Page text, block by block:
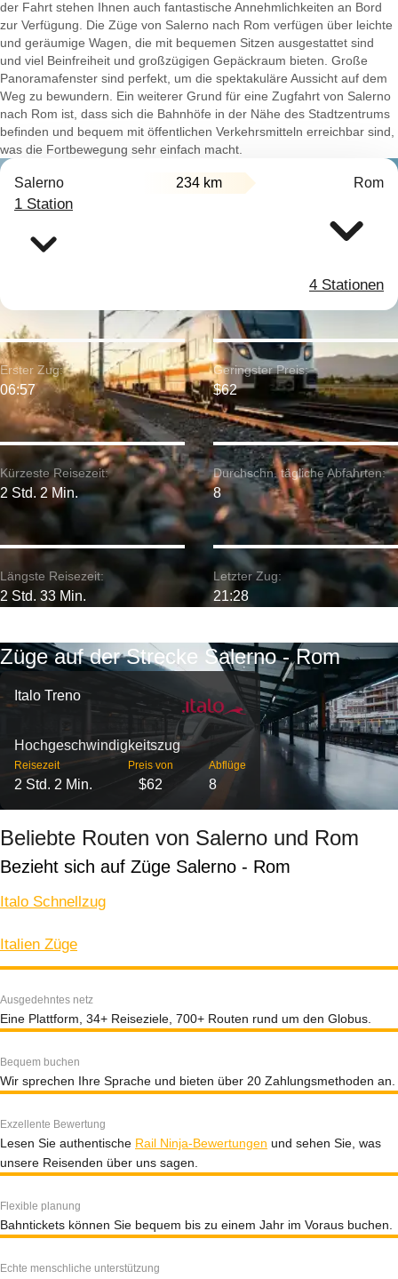
der Fahrt stehen Ihnen auch fantastische Annehmlichkeiten an Bord
zur Verfügung. Die Züge von Salerno nach Rom verfügen über leichte
und geräumige Wagen, die mit bequemen Sitzen ausgestattet sind
und viel Beinfreiheit und großzügigen Gepäckraum bieten. Große
Panoramafenster sind perfekt, um die spektakuläre Aussicht auf dem
Weg zu bewundern. Ein weiterer Grund für eine Zugfahrt von Salerno
nach Rom ist, dass sich die Bahnhöfe in der Nähe des Stadtzentrums
befinden und bequem mit öffentlichen Verkehrsmitteln erreichbar sind,
was die Fortbewegung sehr einfach macht.
Salerno 234 km Rom
1 Station
4 Stationen
Kürzeste Reisezeit:
2 Std. 2 Min.
Erster Zug:
06:57
Längste Reisezeit:
2 Std. 33 Min.
Geringster Preis:
$62
Durchschn. tägliche Abfahrten:
8
Letzter Zug:
21:28
Züge auf der Strecke Salerno - Rom
Italo Treno
Hochgeschwindigkeitszug
Reisezeit
2 Std. 2 Min.
Preis von
$62
Abflüge
8
Beliebte Routen von Salerno und Rom
Bezieht sich auf Züge Salerno - Rom
Italo Schnellzug
Italien Züge
Ausgedehntes netz
Eine Plattform, 34+ Reiseziele, 700+ Routen rund um den Globus.
Bequem buchen
Wir sprechen Ihre Sprache und bieten über 20 Zahlungsmethoden an.
Exzellente Bewertung
Lesen Sie authentische Rail Ninja-Bewertungen und sehen Sie, was
unsere Reisenden über uns sagen.
Flexible planung
Bahntickets können Sie bequem bis zu einem Jahr im Voraus buchen.
Echte menschliche unterstützung